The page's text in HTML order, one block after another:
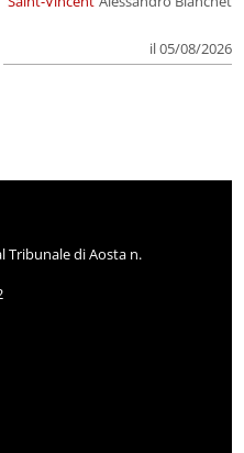
il 05/08/2026
Tribunale di Aosta n.